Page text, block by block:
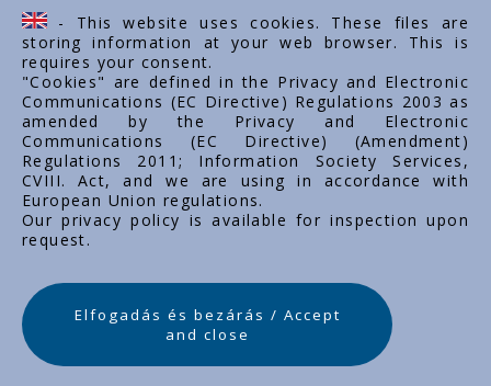
Kontakt
Kariera zawodowa
- This website uses cookies. These files are
storing information at your web browser. This is
requires your consent.
"Cookies" are defined in the Privacy and Electronic
Communications (EC Directive) Regulations 2003 as
amended by the Privacy and Electronic
Communications (EC Directive) (Amendment)
Regulations 2011; Information Society Services,
CVIII. Act, and we are using in accordance with
European Union regulations.
Our privacy policy is available for inspection upon
request.
Elfogadás és bezárás / Accept
and close